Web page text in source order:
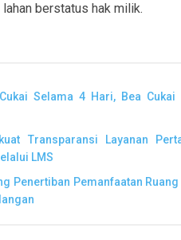
berstatus hak milik.
Selama 4 Hari, Bea Cukai
Transparansi Layanan
LMS
Penertiban Pemanfaatan